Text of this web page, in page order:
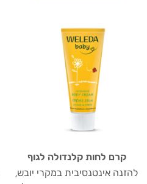
קרם לחות קלנדולה לגוף
להזנה אינטנסיבית במקרי יובש,